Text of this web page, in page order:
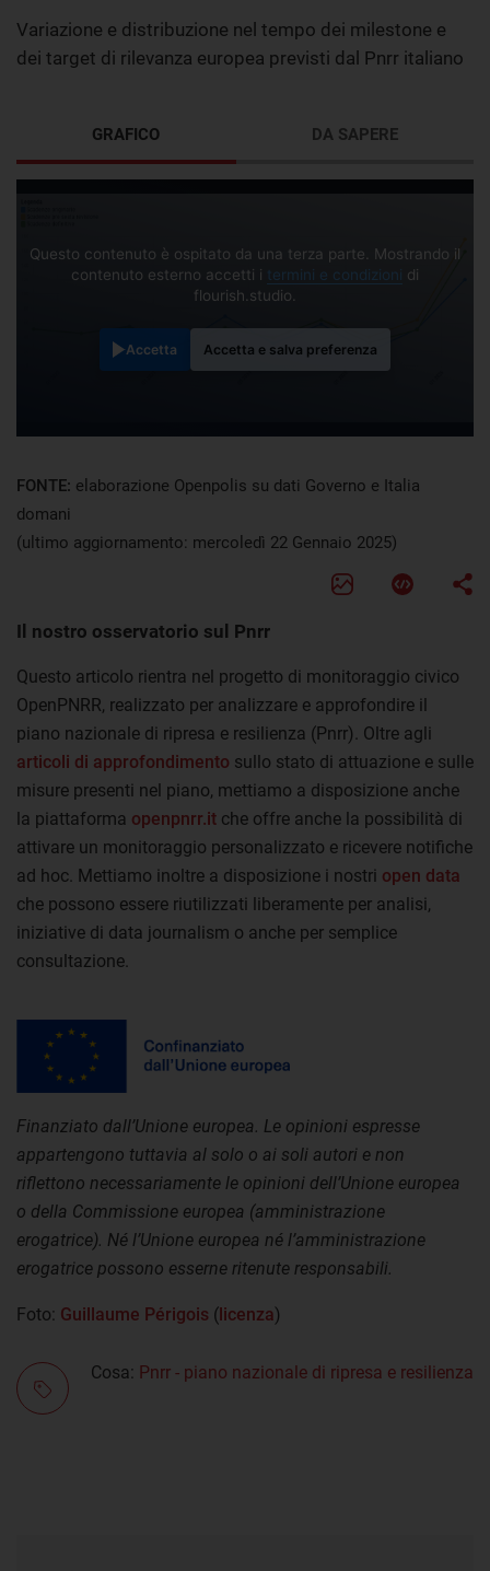
Variazione e distribuzione nel tempo dei milestone e
dei target di rilevanza europea previsti dal Pnrr italiano
GRAFICO
Questo contenuto è ospitato da una terza parte. Mostrando il
contenuto esterno accetti i termini e condizioni di
flourish.studio.
Accetta Accetta e salva preferenza
DA SAPERE
FONTE: elaborazione Openpolis su dati Governo e Italia
domani
(ultimo aggiornamento: mercoledì 22 Gennaio 2025)
Il nostro osservatorio sul Pnrr
Questo articolo rientra nel progetto di monitoraggio civico
OpenPNRR, realizzato per analizzare e approfondire il
piano nazionale di ripresa e resilienza (Pnrr). Oltre agli
articoli di approfondimento sullo stato di attuazione e sulle
misure presenti nel piano, mettiamo a disposizione anche
la piattaforma openpnrr.it che offre anche la possibilità di
attivare un monitoraggio personalizzato e ricevere notifiche
ad hoc. Mettiamo inoltre a disposizione i nostri open data
che possono essere riutilizzati liberamente per analisi,
iniziative di data journalism o anche per semplice
consultazione.
Finanziato dall’Unione europea. Le opinioni espresse
appartengono tuttavia al solo o ai soli autori e non
riflettono necessariamente le opinioni dell’Unione europea
o della Commissione europea (amministrazione
erogatrice). Né l’Unione europea né l’amministrazione
erogatrice possono esserne ritenute responsabili.
Foto: Guillaume Périgois (licenza)
Cosa: Pnrr - piano nazionale di ripresa e resilienza